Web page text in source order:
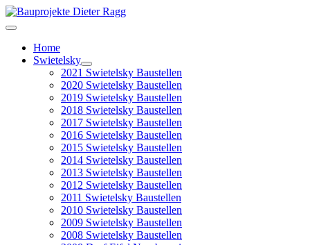
Home
Swietelsky
2021 Swietelsky Baustellen
2020 Swietelsky Baustellen
2019 Swietelsky Baustellen
2018 Swietelsky Baustellen
2017 Swietelsky Baustellen
2016 Swietelsky Baustellen
2015 Swietelsky Baustellen
2014 Swietelsky Baustellen
2013 Swietelsky Baustellen
2012 Swietelsky Baustellen
2011 Swietelsky Baustellen
2010 Swietelsky Baustellen
2009 Swietelsky Baustellen
2008 Swietelsky Baustellen